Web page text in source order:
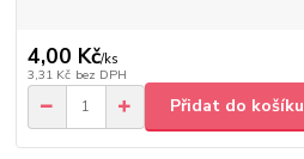
4,00 Kč/ks
3,31 Kč bez DPH
Přidat do košíku